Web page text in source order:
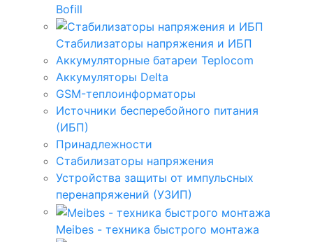
Bofill
Стабилизаторы напряжения и ИБП
Аккумуляторные батареи Teplocom
Аккумуляторы Delta
GSM-теплоинформаторы
Источники бесперебойного питания
(ИБП)
Принадлежности
Стабилизаторы напряжения
Устройства защиты от импульсных
перенапряжений (УЗИП)
Meibes - техника быстрого монтажа